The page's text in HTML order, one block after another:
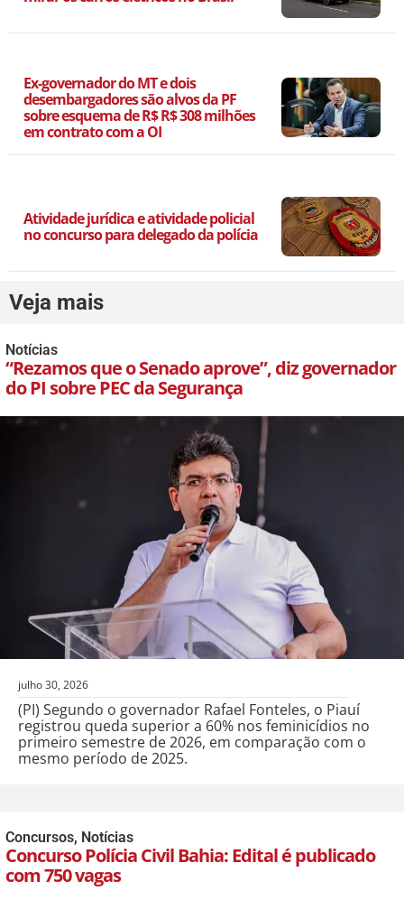
Ex-governador do MT e dois
desembargadores são alvos da PF
sobre esquema de R$ R$ 308 milhões
em contrato com a OI
Atividade jurídica e atividade policial
no concurso para delegado da polícia
Veja mais
Notícias
“Rezamos que o Senado aprove”, diz governador
do PI sobre PEC da Segurança
julho 30, 2026
(PI) Segundo o governador Rafael Fonteles, o Piauí
registrou queda superior a 60% nos feminicídios no
primeiro semestre de 2026, em comparação com o
mesmo período de 2025.
Concursos, Notícias
Concurso Polícia Civil Bahia: Edital é publicado
com 750 vagas